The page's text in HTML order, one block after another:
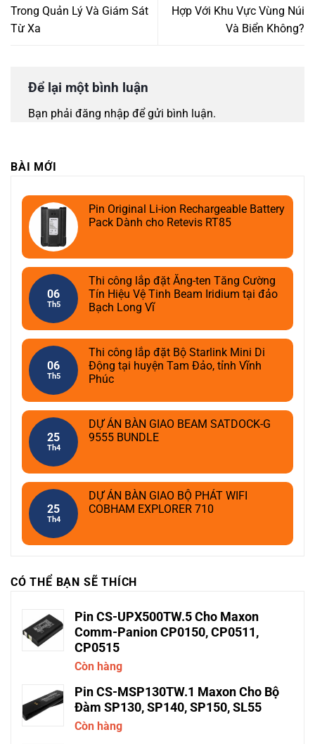
Trong Quản Lý Và Giám Sát
Từ Xa
Hợp Với Khu Vực Vùng Núi
Và Biển Không?
Để lại một bình luận
Bạn phải đăng nhập để gửi bình luận.
BÀI MỚI
Pin Original Li-ion Rechargeable Battery
Pack Dành cho Retevis RT85
06
Th5
Thi công lắp đặt Ăng-ten Tăng Cường
Tín Hiệu Vệ Tinh Beam Iridium tại đảo
Bạch Long Vĩ
06
Th5
Thi công lắp đặt Bộ Starlink Mini Di
Động tại huyện Tam Đảo, tỉnh Vĩnh
Phúc
25
Th4
DỰ ÁN BÀN GIAO BEAM SATDOCK-G
9555 BUNDLE
25
Th4
DỰ ÁN BÀN GIAO BỘ PHÁT WIFI
COBHAM EXPLORER 710
CÓ THỂ BẠN SẼ THÍCH
Pin CS-UPX500TW.5 Cho Maxon
Comm-Panion CP0150, CP0511,
CP0515
Còn hàng
Pin CS-MSP130TW.1 Maxon Cho Bộ
Đàm SP130, SP140, SP150, SL55
Còn hàng